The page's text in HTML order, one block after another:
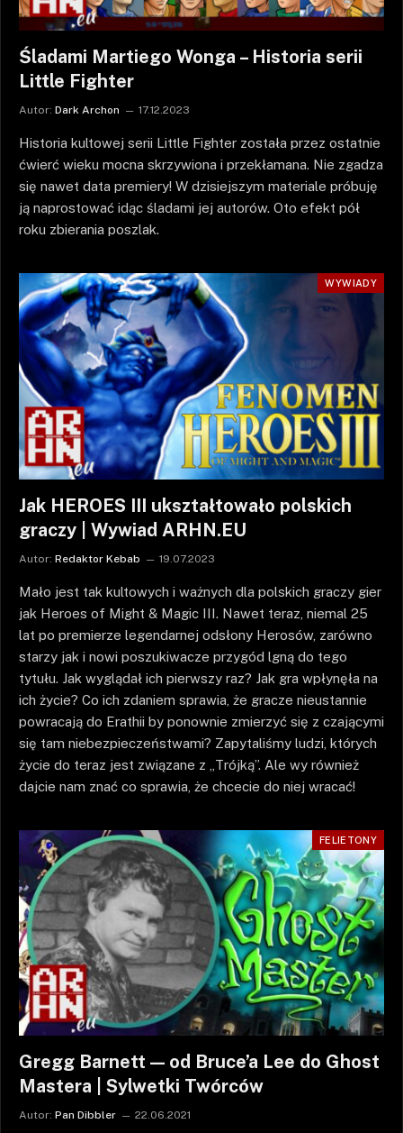
Śladami Martiego Wonga – Historia serii
Little Fighter
Autor: Dark Archon 17.12.2023
Historia kultowej serii Little Fighter została przez ostatnie
ćwierć wieku mocna skrzywiona i przekłamana. Nie zgadza
się nawet data premiery! W dzisiejszym materiale próbuję
ją naprostować idąc śladami jej autorów. Oto efekt pół
roku zbierania poszlak.
WYWIADY
Jak HEROES III ukształtowało polskich
graczy | Wywiad ARHN.EU
Autor: Redaktor Kebab 19.07.2023
Mało jest tak kultowych i ważnych dla polskich graczy gier
jak Heroes of Might & Magic III. Nawet teraz, niemal 25
lat po premierze legendarnej odsłony Herosów, zarówno
starzy jak i nowi poszukiwacze przygód lgną do tego
tytułu. Jak wyglądał ich pierwszy raz? Jak gra wpłynęła na
ich życie? Co ich zdaniem sprawia, że gracze nieustannie
powracają do Erathii by ponownie zmierzyć się z czającymi
się tam niebezpieczeństwami? Zapytaliśmy ludzi, których
życie do teraz jest związane z „Trójką”. Ale wy również
dajcie nam znać co sprawia, że chcecie do niej wracać!
FELIETONY
Gregg Barnett — od Bruce’a Lee do Ghost
Mastera | Sylwetki Twórców
Autor: Pan Dibbler 22.06.2021